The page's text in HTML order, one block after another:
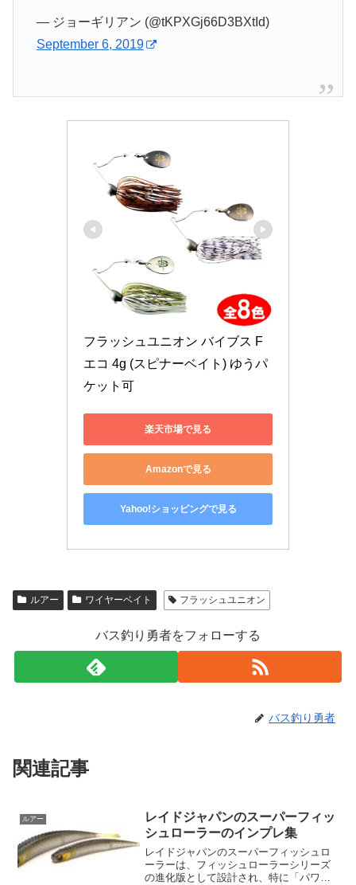
— ジョーギリアン (@tKPXGj66D3BXtId)
September 6, 2019
フラッシュユニオン バイブス F
エコ 4g (スピナーベイト) ゆうパ
ケット可
楽天市場で見る
Amazonで見る
Yahoo!ショッピングで見る
ルアー ワイヤーベイト フラッシュユニオン
バス釣り勇者をフォローする
バス釣り勇者
関連記事
ルアー
レイドジャパンのスーパーフィッ
シュローラーのインプレ集
レイドジャパンのスーパーフィッシュロ
ーラーは、フィッシュローラーシリーズ
の進化版として設計され、特に「パワー